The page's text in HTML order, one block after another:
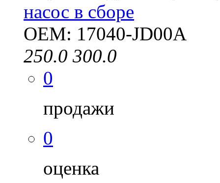
насос в сборе
OEM: 17040-JD00A
250.0 300.0
0
продажи
0
оценка